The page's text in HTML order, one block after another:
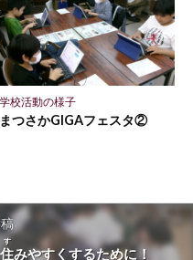
学校活動の様子
まつさかGIGAフェスタ②
住
す
みやすくするために！